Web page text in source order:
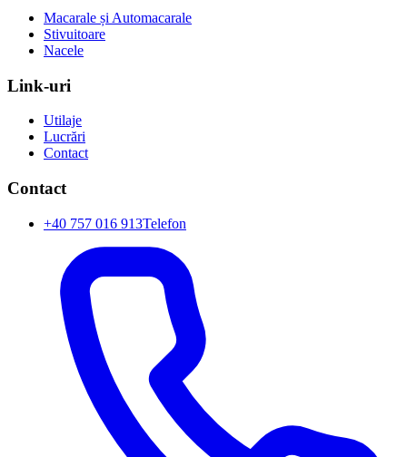
Macarale și Automacarale
Stivuitoare
Nacele
Link-uri
Utilaje
Lucrări
Contact
Contact
+40 757 016 913Telefon